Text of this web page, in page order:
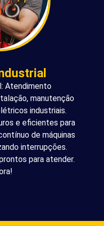
Atendimento
manutenção
industriais.
e eficientes para
de máquinas
interrupções.
para atender.